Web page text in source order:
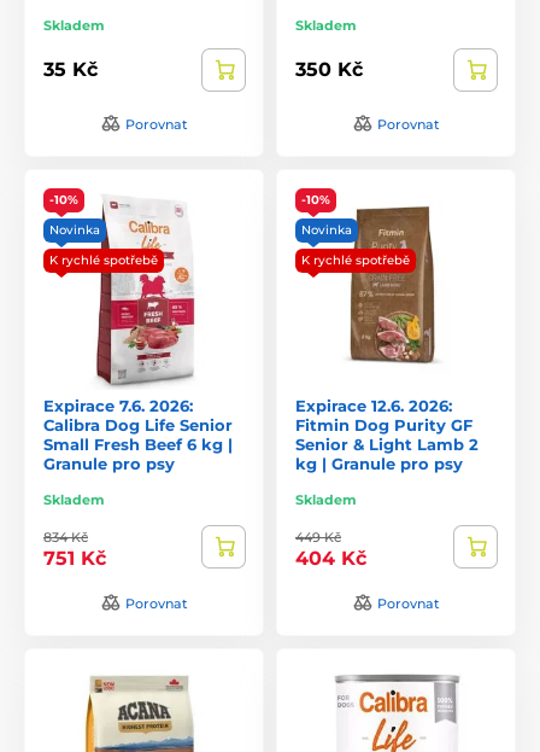
Skladem
35 Kč
Porovnat
Skladem
350 Kč
Porovnat
-10%
Novinka
K rychlé spotřebě
Expirace 7.6. 2026:
Calibra Dog Life Senior
Small Fresh Beef 6 kg |
Granule pro psy
Skladem
834 Kč
751 Kč
Porovnat
-10%
Novinka
K rychlé spotřebě
Expirace 12.6. 2026:
Fitmin Dog Purity GF
Senior & Light Lamb 2
kg | Granule pro psy
Skladem
449 Kč
404 Kč
Porovnat